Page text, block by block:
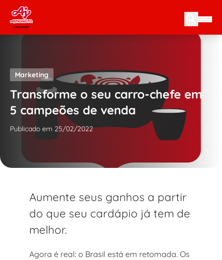
Skip to content
Marketing
Transforme o seu carro-chefe em
5 campeões de venda
Publicado em 25/02/2022
Aumente seus ganhos a partir
do que seu cardápio já tem de
melhor.
Agora é real: o Brasil está em retomada. Os